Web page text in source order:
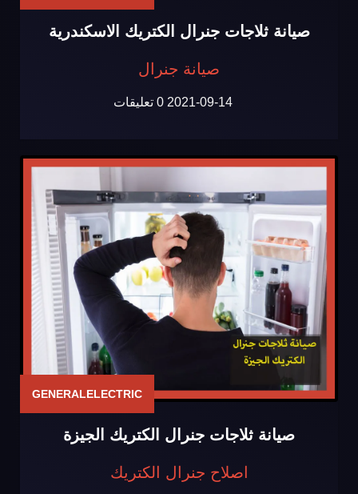
صيانة ثلاجات جنرال الكتريك الاسكندرية
صيانة جنرال
2021-09-14 0 تعليقات
GENERALELECTRIC
صيانة ثلاجات جنرال الكتريك الجيزة
اصلاح جنرال الكتريك